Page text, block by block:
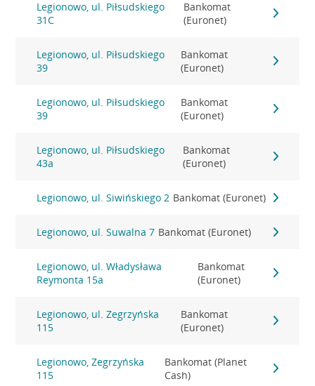
Legionowo, ul. Piłsudskiego
31C
Bankomat
(Euronet)
Legionowo, ul. Piłsudskiego
39
Bankomat
(Euronet)
Legionowo, ul. Piłsudskiego
39
Bankomat
(Euronet)
Legionowo, ul. Piłsudskiego
43a
Bankomat
(Euronet)
Legionowo, ul. Siwińskiego 2 Bankomat (Euronet)
Legionowo, ul. Suwalna 7 Bankomat (Euronet)
Legionowo, ul. Władysława
Reymonta 15a
Bankomat
(Euronet)
Legionowo, ul. Zegrzyńska
115
Bankomat
(Euronet)
Legionowo, Zegrzyńska
115
Bankomat (Planet
Cash)